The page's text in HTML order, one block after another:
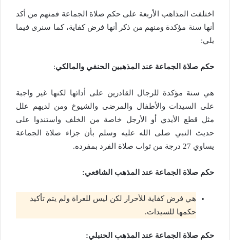
اختلفت المذاهب الأربعة على حكم صلاة الجماعة فمنهم من أكد
أنها سنة مؤكدة ومنهم من ذكر أنها فرض كفاية، كما سنرى فيما
يلي:
حكم صلاة الجماعة عند المذهبين الحنفي والمالكي:
هي سنة مؤكدة للرجال القادرين على أدائها لكنها غير واجبة
على السيدات والأطفال والمرضى والشيوخ ومن لديهم علل
مثل قطع الأيدي أو الأرجل خاصة من الخلف واستندوا على
حديث النبي صلى الله عليه وسلم بأن جزاء صلاة الجماعة
يساوي 27 درجة من ثواب صلاة الفرد بمفرده.
حكم صلاة الجماعة عند المذهب الشافعي:
هي فرض كفاية للأحرار لكن ليس للعراة ولم يتم تأكيد
حكمها للسيدات.
حكم صلاة الجماعة عند المذهب الحنبلي: